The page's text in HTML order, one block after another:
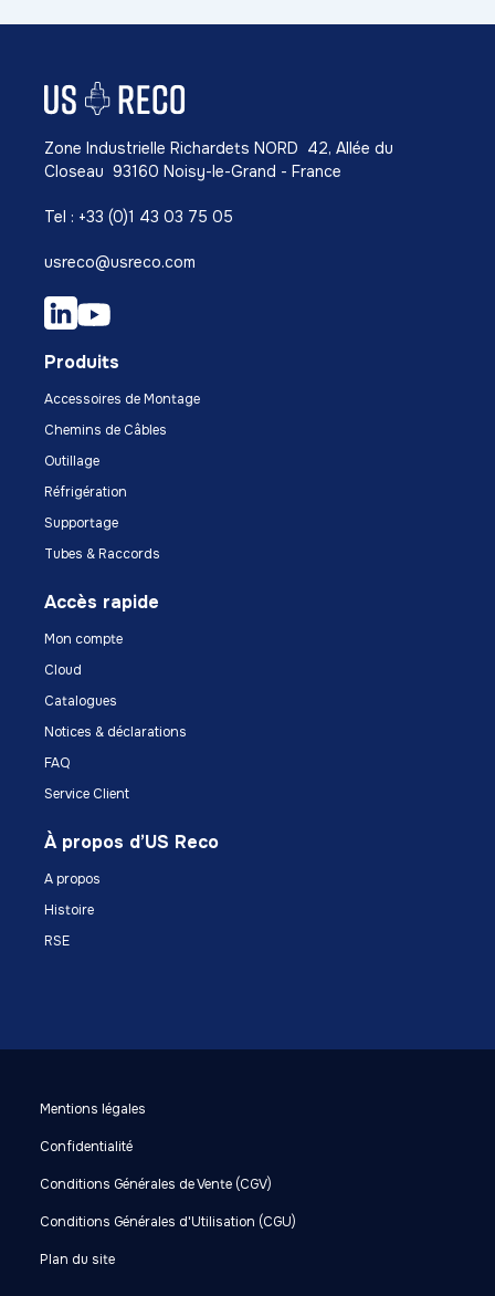
Zone Industrielle Richardets NORD 42, Allée du
Closeau 93160 Noisy-le-Grand - France
Tel : +33 (0)1 43 03 75 05
usreco@usreco.com
Produits
Accessoires de Montage
Chemins de Câbles
Outillage
Réfrigération
Supportage
Tubes & Raccords
Accès rapide
Mon compte
Cloud
Catalogues
Notices & déclarations
FAQ
Service Client
À propos d’US Reco
A propos
Histoire
RSE
Mentions légales
Confidentialité
Conditions Générales de Vente (CGV)
Conditions Générales d'Utilisation (CGU)
Plan du site